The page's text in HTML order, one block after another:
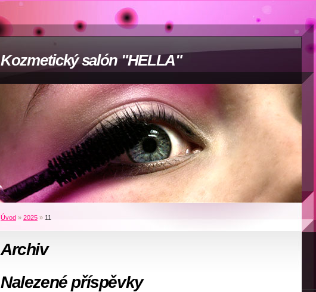
Kozmetický salón "HELLA"
Úvod » 2025 » 11
Archiv
Nalezené příspěvky